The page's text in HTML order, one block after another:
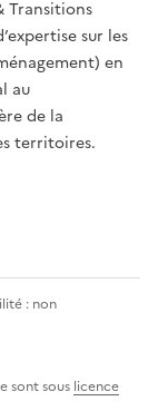
Transitions
sur les
en
au
de la
territoires.
: non
sont sous licence